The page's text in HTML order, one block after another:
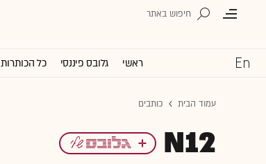
ראשי גלובס פיננסי כל הכותרות
עמוד הבית כותבים
N12